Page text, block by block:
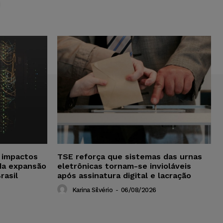
expansão
TSE reforça que sistemas das urnas
eletrônicas tornam-se invioláveis
após assinatura digital e lacração
Karina Silvério - 06/08/2026